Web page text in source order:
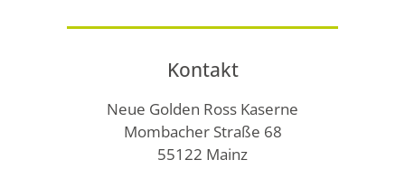
Kontakt
Neue Golden Ross Kaserne
Mombacher Straße 68
55122 Mainz